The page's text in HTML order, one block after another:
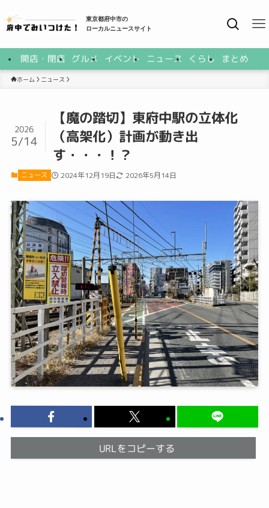
東京都府中市の
ローカルニュースサイト
開店・閉店 グルメ イベント ニュース くらし まとめ
ホーム ニュース
【魔の踏切】東府中駅の立体化
（高架化）計画が動き出
す・・・！？
2026
5/14
ニュース 2024年12月19日 2026年5月14日
URLをコピーする